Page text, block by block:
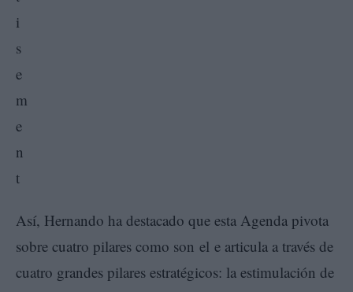
Así, Hernando ha destacado que esta Agenda pivota
sobre cuatro pilares como son el e articula a través de
cuatro grandes pilares estratégicos: la estimulación de